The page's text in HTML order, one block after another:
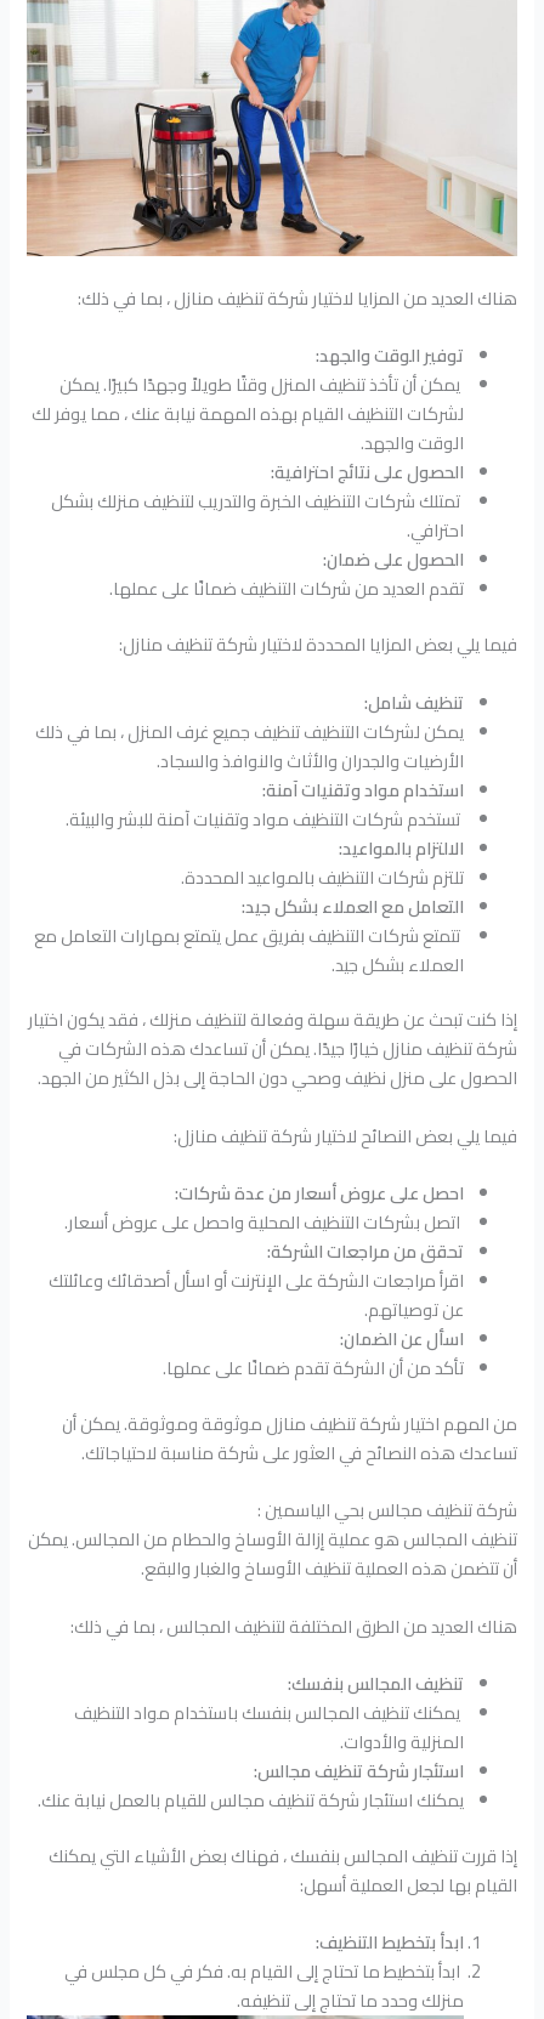
هناك العديد من المزايا لاختيار شركة تنظيف منازل ، بما في ذلك:
توفير الوقت والجهد:
يمكن أن تأخذ تنظيف المنزل وقتًا طويلاً وجهدًا كبيرًا. يمكن
لشركات التنظيف القيام بهذه المهمة نيابة عنك ، مما يوفر لك
الوقت والجهد.
الحصول على نتائج احترافية:
تمتلك شركات التنظيف الخبرة والتدريب لتنظيف منزلك بشكل
احترافي.
الحصول على ضمان:
تقدم العديد من شركات التنظيف ضمانًا على عملها.
فيما يلي بعض المزايا المحددة لاختيار شركة تنظيف منازل:
تنظيف شامل:
يمكن لشركات التنظيف تنظيف جميع غرف المنزل ، بما في ذلك
الأرضيات والجدران والأثاث والنوافذ والسجاد.
استخدام مواد وتقنيات آمنة:
تستخدم شركات التنظيف مواد وتقنيات آمنة للبشر والبيئة.
الالتزام بالمواعيد:
تلتزم شركات التنظيف بالمواعيد المحددة.
التعامل مع العملاء بشكل جيد:
تتمتع شركات التنظيف بفريق عمل يتمتع بمهارات التعامل مع
العملاء بشكل جيد.
إذا كنت تبحث عن طريقة سهلة وفعالة لتنظيف منزلك ، فقد يكون اختيار
شركة تنظيف منازل خيارًا جيدًا. يمكن أن تساعدك هذه الشركات في
الحصول على منزل نظيف وصحي دون الحاجة إلى بذل الكثير من الجهد.
فيما يلي بعض النصائح لاختيار شركة تنظيف منازل:
احصل على عروض أسعار من عدة شركات:
اتصل بشركات التنظيف المحلية واحصل على عروض أسعار.
تحقق من مراجعات الشركة:
اقرأ مراجعات الشركة على الإنترنت أو اسأل أصدقائك وعائلتك
عن توصياتهم.
اسأل عن الضمان:
تأكد من أن الشركة تقدم ضمانًا على عملها.
من المهم اختيار شركة تنظيف منازل موثوقة وموثوقة. يمكن أن
تساعدك هذه النصائح في العثور على شركة مناسبة لاحتياجاتك.
شركة تنظيف مجالس بحي الياسمين :
تنظيف المجالس هو عملية إزالة الأوساخ والحطام من المجالس. يمكن
أن تتضمن هذه العملية تنظيف الأوساخ والغبار والبقع.
هناك العديد من الطرق المختلفة لتنظيف المجالس ، بما في ذلك:
تنظيف المجالس بنفسك:
يمكنك تنظيف المجالس بنفسك باستخدام مواد التنظيف
المنزلية والأدوات.
استئجار شركة تنظيف مجالس:
يمكنك استئجار شركة تنظيف مجالس للقيام بالعمل نيابة عنك.
إذا قررت تنظيف المجالس بنفسك ، فهناك بعض الأشياء التي يمكنك
القيام بها لجعل العملية أسهل:
ابدأ بتخطيط التنظيف:
ابدأ بتخطيط ما تحتاج إلى القيام به. فكر في كل مجلس في
منزلك وحدد ما تحتاج إلى تنظيفه.